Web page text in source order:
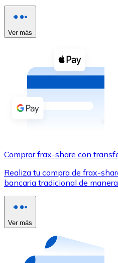
Ver todo
Compra criptomonedas
Comprar con efectivo
Transferencia SEPA
Utiliza tarjetas Visa y
Comprar con tarjeta
Compra tarjetas regalo
Ver más
Comprar frax-share con
Realiza tu compra de frax-
bancaria tradicional de
Ver más